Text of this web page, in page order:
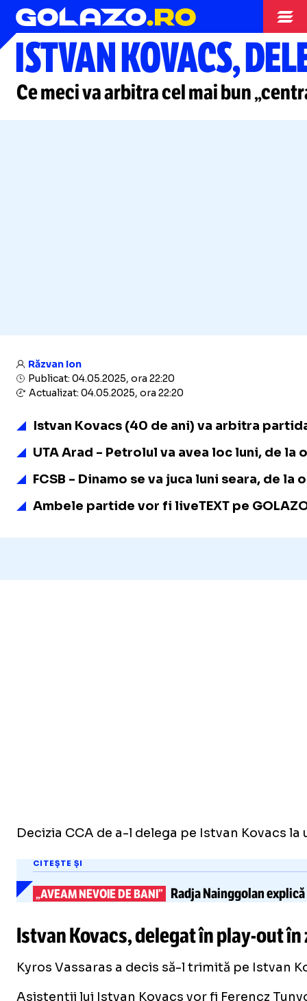
Superliga
ISTVAN KOVACS,
Ce meci va arbitra cel mai bun
Răzvan Ion
Publicat: 04.05.2025, ora 22:20
Actualizat: 04.05.2025, ora 22:20
Istvan Kovacs (40 de ani) va arbitra
UTA Arad - Petrolul va avea loc luni, de
FCSB - Dinamo se va juca luni seara, de
Ambele partide vor fi liveTEXT pe
Decizia CCA de a-l delega pe Istvan Kovacs
CITEȘTE ȘI
„AVEAM NEVOIE DE BANI” Radja Nainggolan
Istvan Kovacs, delegat înplay-outîn
Kyros Vassaras a decis să-l trimită pe Istvan
Asistenții lui Istvan Kovacs vor fi Ferencz